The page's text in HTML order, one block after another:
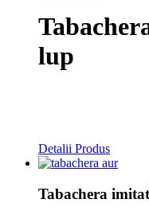
lup
Detalii Produs
Tabachera